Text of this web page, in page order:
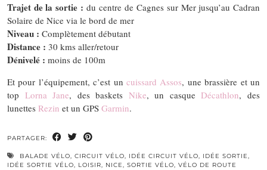
Trajet de la sortie : du centre de Cagnes sur Mer jusqu’au Cadran
Solaire de Nice via le bord de mer
Niveau : Complètement débutant
Distance : 30 kms aller/retour
Dénivelé : moins de 100m
Et pour l’équipement, c’est un cuissard Assos, une brassière et un
top Lorna Jane, des baskets Nike, un casqueDécathlon, des
lunettes Rezin et un GPS Garmin.
PARTAGER:
BALADE VÉLO, CIRCUIT VÉLO, IDÉE CIRCUIT VÉLO, IDÉE SORTIE,
IDÉE SORTIE VÉLO, LOISIR, NICE, SORTIE VÉLO, VÉLO DE ROUTE